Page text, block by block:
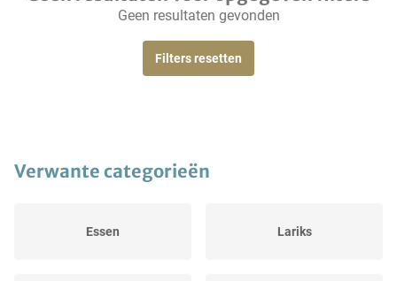
Geen resultaten gevonden
Filters resetten
Verwante categorieën
Essen Lariks